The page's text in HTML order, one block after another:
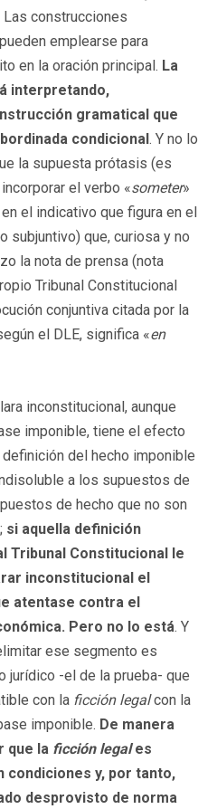
Las construcciones
emplearse para
en la oración principal. La
interpretando,
gramatical que
condicional. Y no lo
la supuesta prótasis (es
el verbo «someter»
el indicativo que figura en el
subjuntivo) que, curiosa y no
la nota de prensa (nota
Tribunal Constitucional
conjuntiva citada por la
el DLE, significa «en
inconstitucional, aunque
imponible, tiene el efecto
del hecho imponible
a los supuestos de
de hecho que no son
si aquella definición
Tribunal Constitucional le
inconstitucional el
atentase contra el
Pero no lo está. Y
ese segmento es
jurídico -el de la prueba- que
con la ficción legalcon la
imponible. De manera
que la ficción legales
condiciones y, por tanto,
desprovisto de norma